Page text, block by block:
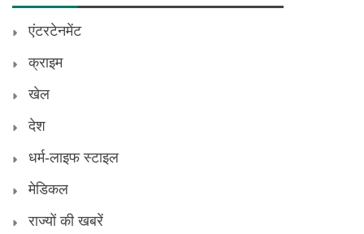
एंटरटेनमेंट
क्राइम
खेल
देश
धर्म-लाइफ स्टाइल
मेडिकल
राज्यों की खबरें